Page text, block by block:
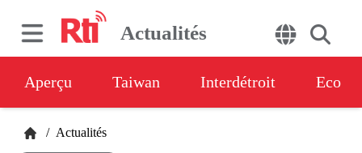
Actualités
Aperçu Taiwan Interdétroit Eco
/ Actualités